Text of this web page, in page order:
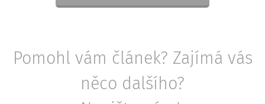
Pomohl vám článek? Zajímá vás
něco dalšího?